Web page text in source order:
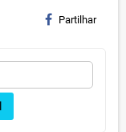
Partilhar